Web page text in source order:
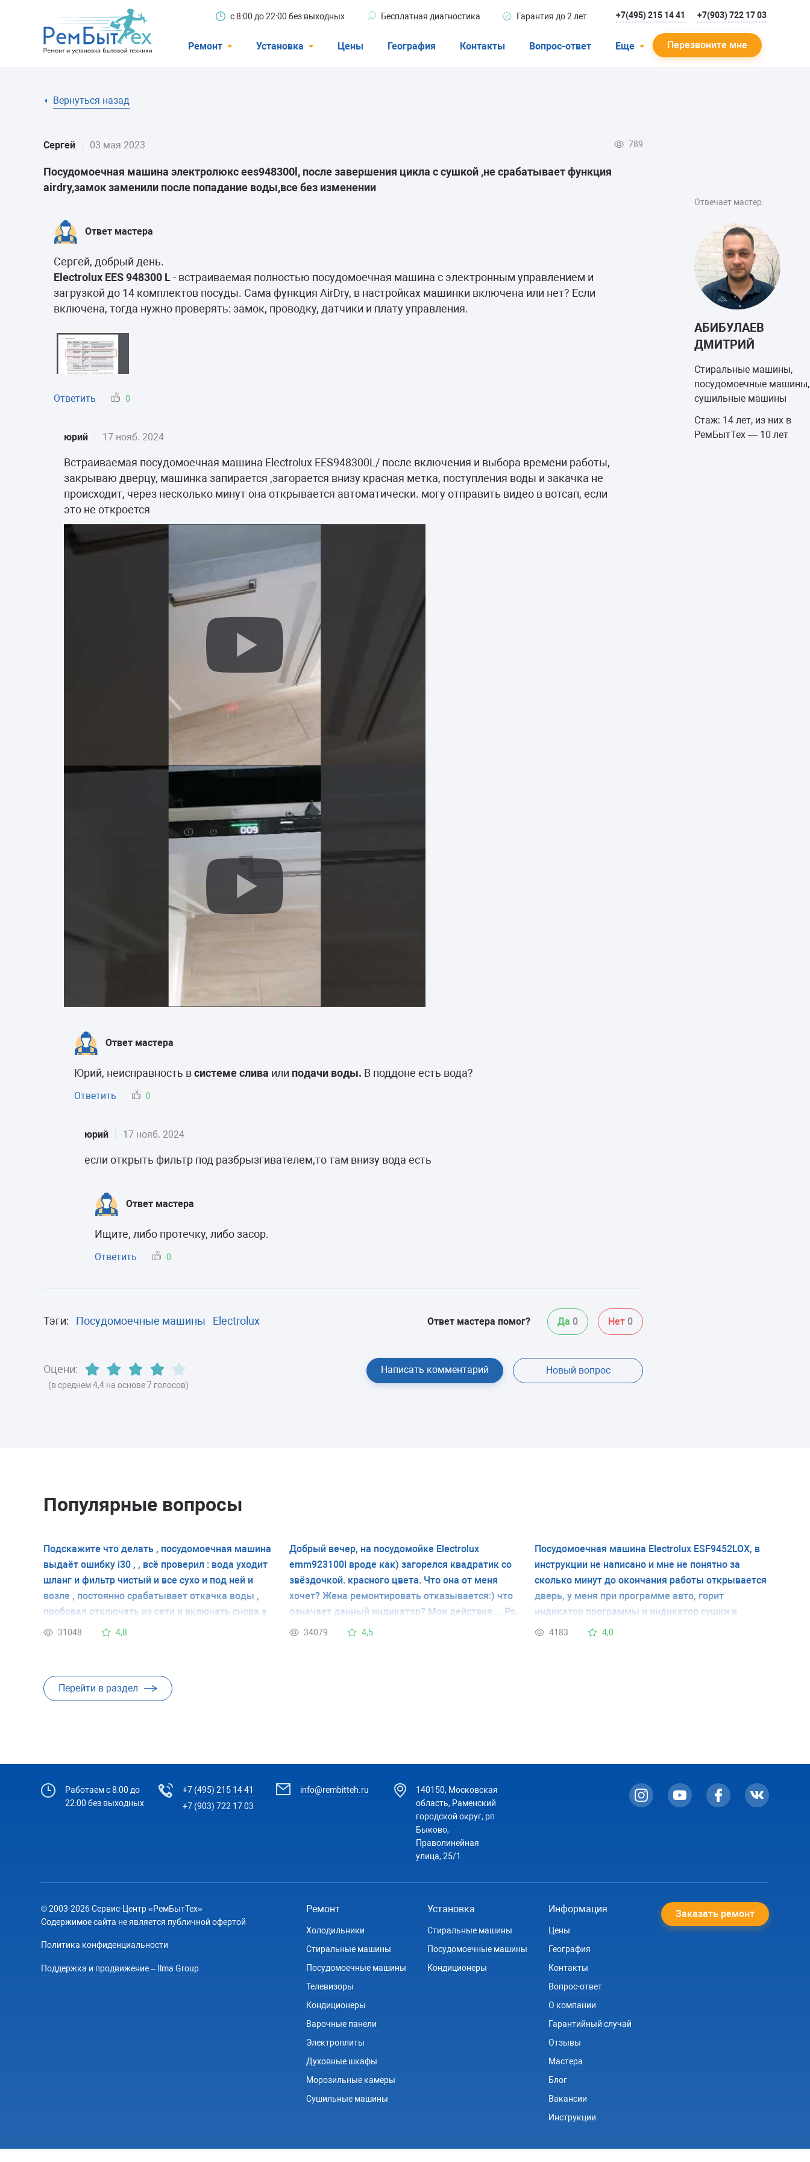
с 8:00 до 22:00 без выходных Бесплатная диагностика Гарантия до 2 лет +7(495) 215 14 41 +7(903) 722 17 03
Ремонт
Кондиционеры
Сушильные машины
Установка Цены География Контакты Вопрос-ответ Еще
Мастера
Перезвоните мне
Вернуться назад
Сергей 03 мая 2023 789
Посудомоечная машина электролюкс ees948300l, после завершения цикла с сушкой ,не срабатывает функция
airdry,замок заменили после попадание воды,все без изменении
Отвечает мастер:
АБИБУЛАЕВ
ДМИТРИЙ
Стиральные машины,
посудомоечные машины,
сушильные машины
Стаж: 14 лет, из них в
РемБытТех — 10 лет
Ответ мастера
Сергей, добрый день.
Electrolux EES 948300 L- встраиваемая полностью посудомоечная машина с электронным управлением и
загрузкой до 14 комплектов посуды. Сама функция AirDry, в настройках машинки включена или нет? Если
включена, тогда нужно проверять: замок, проводку, датчики и плату управления.
Ответить 0
юрий 17 нояб. 2024
Встраиваемая посудомоечная машина Electrolux EES948300L/ после включения и выбора времени работы,
закрываю дверцу, машинка запирается ,загорается внизу красная метка, поступления воды и закачка не
происходит, через несколько минут она открывается автоматически. могу отправить видео в вотсап, если
это не откроется
Ответ мастера
Юрий, неисправность всистеме слива или подачи воды. В поддоне есть вода?
Ответить 0
юрий 17 нояб. 2024
если открыть фильтр под разбрызгивателем,то там внизу вода есть
Ответ мастера
Ищите, либо протечку, либо засор.
Ответить 0
Тэги: Посудомоечные машины Electrolux Ответ мастера помог? Да 0 Нет 0
Оцени:
(в среднем 4,4 на основе 7 голосов)
Написать комментарий Новый вопрос
Популярные вопросы
Подскажите что делать , посудомоечная машина
выдаёт ошибку i30 , , всё проверил : вода уходит
шланг и фильтр чистый и все сухо и под ней и
возле , постоянно срабатывает откачка воды ,
пробовал отключать из сети и включать снова а
результат всё тот же опять включается откачка
31048 4,8
Добрый вечер, на посудомойке Electrolux
emm923100l вроде как) загорелся квадратик со
звёздочкой. красного цвета. Что она от меня
хочет? Жена ремонтировать отказывается:) что
означает данный индикатор? Мои действия.... Ps.
Инструкции нет . Спасибо
34079 4,5
Посудомоечная машина Electrolux ESF9452LOX, в
инструкции не написано и мне не понятно за
сколько минут до окончания работы открывается
дверь, у меня при программе авто, горит
индикатор программы и индикатор сушки и
открытие дверцы происходит за 30 -35 минут до
4183 4,0
Перейти в раздел
Работаем с 8:00 до
22:00 без выходных
+7 (495) 215 14 41
+7 (903) 722 17 03
info@rembitteh.ru
140150, Московская
область, Раменский
городской округ, рп
Быково,
Праволинейная
улица, 25/1
© 2003-2026 Сервис-Центр «РемБытТех»
Содержимое сайта не является публичной офертой
Политика конфиденциальности
Поддержка и продвижение – Ilma Group
Ремонт
Холодильники
Стиральные машины
Посудомоечные машины
Телевизоры
Кондиционеры
Варочные панели
Электроплиты
Духовные шкафы
Морозильные камеры
Сушильные машины
Установка
Стиральные машины
Посудомоечные машины
Кондиционеры
Информация
Цены
География
Контакты
Вопрос-ответ
О компании
Гарантийный случай
Отзывы
Мастера
Блог
Вакансии
Инструкции
Заказать ремонт